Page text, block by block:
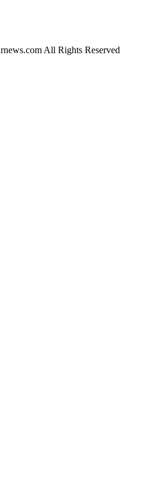
All Rights Reserved